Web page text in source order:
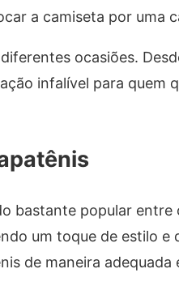
a camiseta por uma
ocasiões.
infalível para quem
bastante popular entre
um toque de estilo e
de maneira adequada